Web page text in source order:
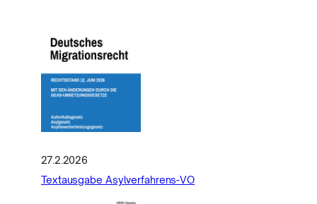
27.2.2026
Textausgabe Asylverfahrens-VO